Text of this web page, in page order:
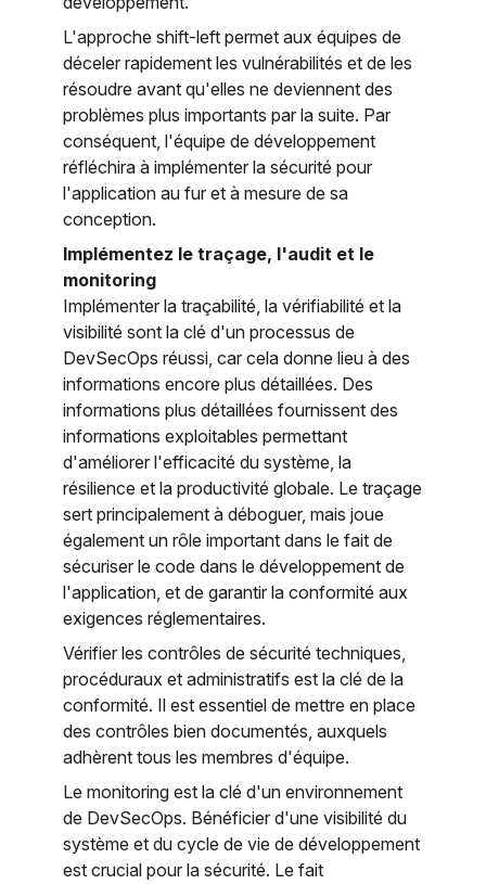
L'approche shift-left permet aux équipes de
déceler rapidement les vulnérabilités et de les
résoudre avant qu'elles ne deviennent des
problèmes plus importants par la suite. Par
conséquent, l'équipe de développement
réfléchira à implémenter la sécurité pour
l'application au fur et à mesure de sa
conception.
Implémentez le traçage, l'audit et le
monitoring
Implémenter la traçabilité, la vérifiabilité et la
visibilité sont la clé d'un processus de
DevSecOps réussi, car cela donne lieu à des
informations encore plus détaillées. Des
informations plus détaillées fournissent des
informations exploitables permettant
d'améliorer l'efficacité du système, la
résilience et la productivité globale. Le traçage
sert principalement à déboguer, mais joue
également un rôle important dans le fait de
sécuriser le code dans le développement de
l'application, et de garantir la conformité aux
exigences réglementaires.
Vérifier les contrôles de sécurité techniques,
procéduraux et administratifs est la clé de la
conformité. Il est essentiel de mettre en place
des contrôles bien documentés, auxquels
adhèrent tous les membres d'équipe.
Le monitoring est la clé d'un environnement
de DevSecOps. Bénéficier d'une visibilité du
système et du cycle de vie de développement
est crucial pour la sécurité. Le fait